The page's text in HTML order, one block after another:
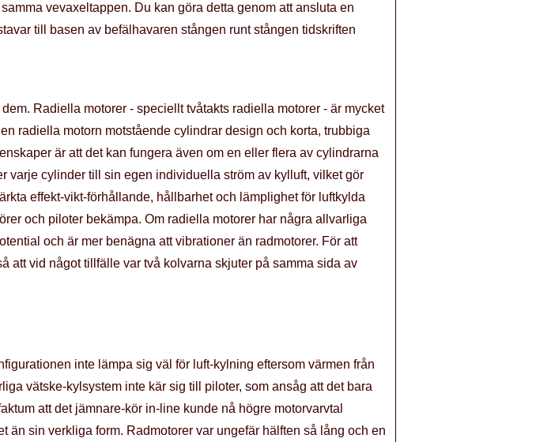
vevaxeltappen. Du kan göra detta genom att ansluta en
till basen av befälhavaren stången runt stången tidskriften
Radiella motorer - speciellt tvåtakts radiella motorer - är mycket
radiella motorn motstående cylindrar design och korta, trubbiga
är att det kan fungera även om en eller flera av cylindrarna
varje cylinder till sin egen individuella ström av kylluft, vilket gör
effekt-vikt-förhållande, hållbarhet och lämplighet för luftkylda
och piloter bekämpa. Om radiella motorer har några allvarliga
och är mer benägna att vibrationer än radmotorer. För att
att vid något tillfälle var två kolvarna skjuter på samma sida av
inte lämpa sig väl för luft-kylning eftersom värmen från
vätske-kylsystem inte kär sig till piloter, som ansåg att det bara
att det jämnare-kör in-line kunde nå högre motorvarvtal
sin verkliga form. Radmotorer var ungefär hälften så lång och en